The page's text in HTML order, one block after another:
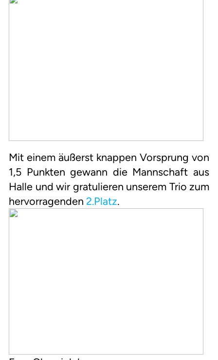
Mit einem äußerst knappen Vorsprung von
1,5 Punkten gewann die Mannschaft aus
Halle und wir gratulieren unserem Trio zum
hervorragenden 2.Platz.